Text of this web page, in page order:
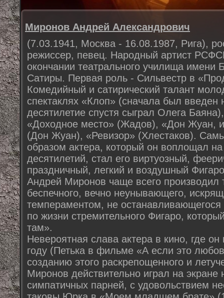
Миронов Андрей Александрович
(7.03.1941, Москва - 16.08.1987, Рига),
режиссер, певец. Народный артист
окончании театрального училища имени
Сатиры. Первая роль - Сильвестр в
Комедийный и сатирический талант
спектаклях «Клоп» (сначала был введен
десятилетие спустя сыграл Олега
«Доходное место» (Жадов), «Дон Жуан,
(Дон Жуан), «Ревизор» (Хлестаков).
образом актера, который он воплощал
десятилетий, стал его виртуозный,
праздничный, легкий и воздушный
Андрей Миронов чаще всего производил
беспечного, вечно неунывающего,
темпераментом, не
по жизни стремительного Фигаро,
там».
Невероятная слава актера в кино, где
году (Петька в фильме «А если это
созданию этого раскрепощенного и
Миронов действительно играл на экране
симпатичных парней, с удовольствием